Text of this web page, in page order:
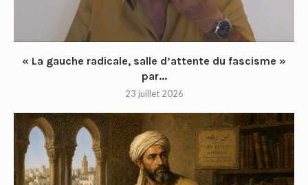
« La gauche radicale, salle d’attente du fascisme »
par...
23 juillet 2026